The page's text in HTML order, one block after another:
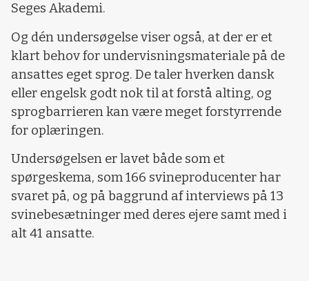
Seges Akademi.
Og dén undersøgelse viser også, at der er et
klart behov for undervisningsmateriale på de
ansattes eget sprog. De taler hverken dansk
eller engelsk godt nok til at forstå alting, og
sprogbarrieren kan være meget forstyrrende
for oplæringen.
Undersøgelsen er lavet både som et
spørgeskema, som 166 svineproducenter har
svaret på, og på baggrund af interviews på 13
svinebesætninger med deres ejere samt med i
alt 41 ansatte.